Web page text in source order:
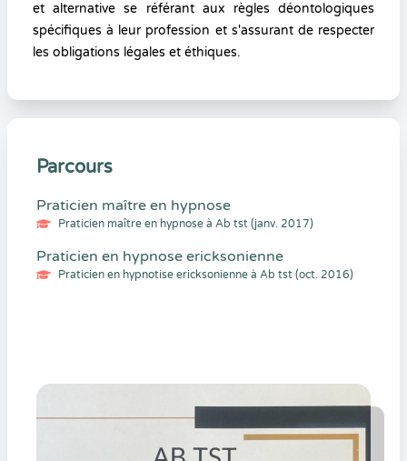
et alternative se référant aux règles déontologiques
spécifiques à leur profession et s'assurant de respecter
les obligations légales et éthiques.
Parcours
Praticien maître en hypnose
Praticien maître en hypnose à Ab tst (janv. 2017)
Praticien en hypnose ericksonienne
Praticien en hypnotise ericksonienne à Ab tst (oct. 2016)